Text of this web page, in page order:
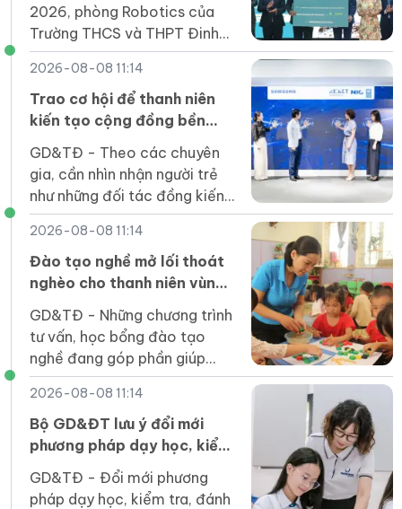
2026, phòng Robotics của
Trường THCS và THPT Đinh
Thiện Lý (LSTS) luôn sôi nổi
trong không khí học tập và
sáng tạo.
2026-08-08 11:14
Trao cơ hội để thanh niên
kiến tạo cộng đồng bền
GD&TĐ - Theo các chuyên
gia, cần nhìn nhận người trẻ
như những đối tác đồng kiến
tạo, trực tiếp tham gia giải
quyết các vấn đề của cộng
đồng.
2026-08-08 11:14
Đào tạo nghề mở lối thoát
nghèo cho thanh niên vùng
GD&TĐ - Những chương trình
tư vấn, học bổng đào tạo
nghề đang góp phần giúp
thanh niên Lai Châu trở lại
giảng đường, mở ra kỳ vọng
về nghề nghiệp ổn định.
2026-08-08 11:14
Bộ GD&ĐT lưu ý đổi mới
phương pháp dạy học, kiểm
tra đánh giá trong năm học
mới
GD&TĐ - Đổi mới phương
pháp dạy học, kiểm tra, đánh